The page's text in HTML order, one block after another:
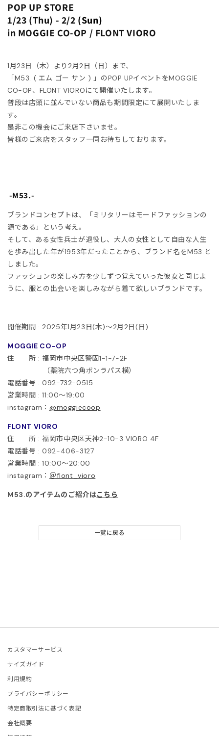
kei ninomiya
BOY
GOOSE DELUXE
MARANT ETOILE
SANDER
LAWRENCE SULLIVAN
YOSHIDA
BEACON
MARGIELA
JEWELLERY
POP UP STORE
1/23 (Thu) - 2/2 (Sun)
in MOGGIE CO-OP / FLONT VIORO
1月23日（木）より2月2日（日）まで、
「M53. ( エム ゴー サン ) 」のPOP UPイベントをMOGGIE
CO-OP、FLONT VIOROにて開催いたします。
普段は店頭に並んでいない商品も期間限定にて展開いたしま
す。
是非この機会にご来店下さいませ。
皆様のご来店をスタッフ一同お待ちしております。
-M53.-
ブランドコンセプトは、「ミリタリーはモードファッションの
源である」という考え。
そして、ある女性兵士が退役し、大人の女性として自由な人生
を歩み出した年が1953年だったことから、ブランド名をM53.と
しました。
ファッションの楽しみ方を少しずつ覚えていった彼女と同じよ
うに、服との出会いを楽しみながら着て欲しいブランドです。
開催期間 : 2025年1月23日(木)～2月2日(日)
MOGGIE CO-OP
住 所 : 福岡市中央区警固1-1-7-2F
（薬院六つ角ボンラパス横）
電話番号 : 092-732-0515
営業時間 : 11:00〜19:00
instagram： @moggiecoop
FLONT VIORO
住 所 : 福岡市中央区天神2-10-3 VIORO 4F
電話番号 : 092-406-3127
営業時間 : 10:00〜20:00
instagram： ＠flont_vioro
M53.のアイテムのご紹介はこちら
一覧に戻る
カスタマーサービス
サイズガイド
利用規約
プライバシーポリシー
特定商取引法に基づく表記
会社概要